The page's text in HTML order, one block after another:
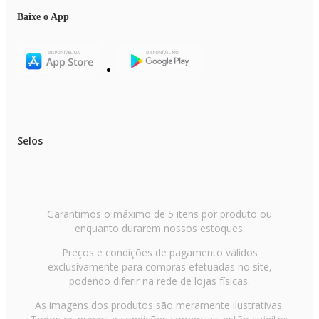
Largura: 498 mm
Profundidade: 580 mm
Baixe o App
Selos
Garantimos o máximo de 5 itens por produto ou
enquanto durarem nossos estoques.
Preços e condições de pagamento válidos
exclusivamente para compras efetuadas no site,
podendo diferir na rede de lojas físicas.
As imagens dos produtos são meramente ilustrativas.